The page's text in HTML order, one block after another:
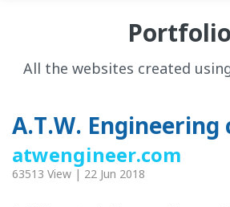
Portfolio
All the websites created
A.T.W. Engineering
atwengineer.com
63513 View | 22 Jun 2018